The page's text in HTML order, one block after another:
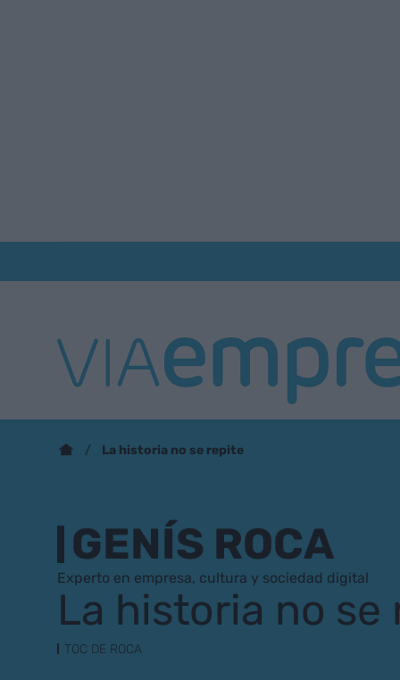
La historia no se repite
GENÍS ROCA
Experto en empresa, cultura y sociedad digital
La historia no se
TOC DE ROCA